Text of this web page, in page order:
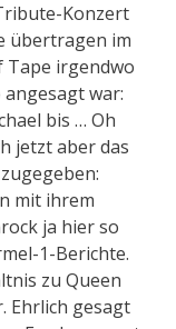
Konzert
übertragen im
Tape irgendwo
angesagt war:
bis … Oh
jetzt aber das
mit ihrem
ja hier so
1-Berichte.
zu Queen
Ehrlich gesagt